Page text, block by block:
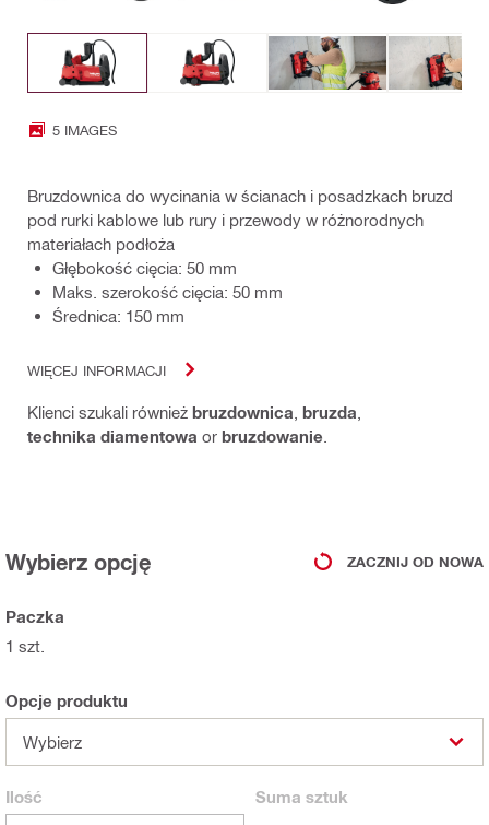
5 IMAGES
Bruzdownica do wycinania w ścianach i posadzkach bruzd
pod rurki kablowe lub rury i przewody w różnorodnych
materiałach podłoża
Głębokość cięcia: 50 mm
Maks. szerokość cięcia: 50 mm
Średnica: 150 mm
WIĘCEJ INFORMACJI
Klienci szukali również bruzdownica bruzda
technika diamentowa or bruzdowanie
Wybierz opcję ZACZNIJ OD NOWA
Paczka
1 szt.
Opcje produktu
Wybierz
Ilość Suma sztuk